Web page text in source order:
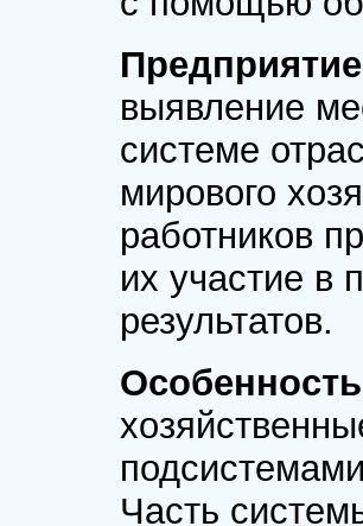
выявление
системе
мирового
работников
их участие в
результатов.
Часть